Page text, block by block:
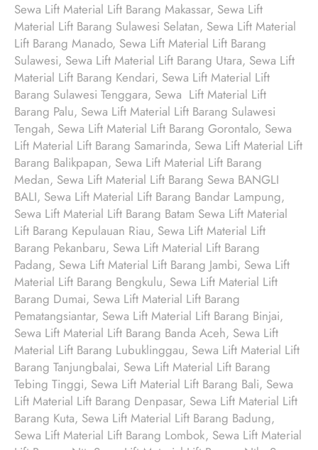
Sewa Lift Material Lift Barang Makassar, Sewa Lift
Material Lift Barang Sulawesi Selatan, Sewa Lift Material
Lift Barang Manado, Sewa Lift Material Lift Barang
Sulawesi, Sewa Lift Material Lift Barang Utara, Sewa Lift
Material Lift Barang Kendari, Sewa Lift Material Lift
Barang Sulawesi Tenggara, Sewa Lift Material Lift
Barang Palu, Sewa Lift Material Lift Barang Sulawesi
Tengah, Sewa Lift Material Lift Barang Gorontalo, Sewa
Lift Material Lift Barang Samarinda, Sewa Lift Material Lift
Barang Balikpapan, Sewa Lift Material Lift Barang
Medan, Sewa Lift Material Lift Barang Sewa BANGLI
BALI, Sewa Lift Material Lift Barang Bandar Lampung,
Sewa Lift Material Lift Barang Batam Sewa Lift Material
Lift Barang Kepulauan Riau, Sewa Lift Material Lift
Barang Pekanbaru, Sewa Lift Material Lift Barang
Padang, Sewa Lift Material Lift Barang Jambi, Sewa Lift
Material Lift Barang Bengkulu, Sewa Lift Material Lift
Barang Dumai, Sewa Lift Material Lift Barang
Pematangsiantar, Sewa Lift Material Lift Barang Binjai,
Sewa Lift Material Lift Barang Banda Aceh, Sewa Lift
Material Lift Barang Lubuklinggau, Sewa Lift Material Lift
Barang Tanjungbalai, Sewa Lift Material Lift Barang
Tebing Tinggi, Sewa Lift Material Lift Barang Bali, Sewa
Lift Material Lift Barang Denpasar, Sewa Lift Material Lift
Barang Kuta, Sewa Lift Material Lift Barang Badung,
Sewa Lift Material Lift Barang Lombok, Sewa Lift Material